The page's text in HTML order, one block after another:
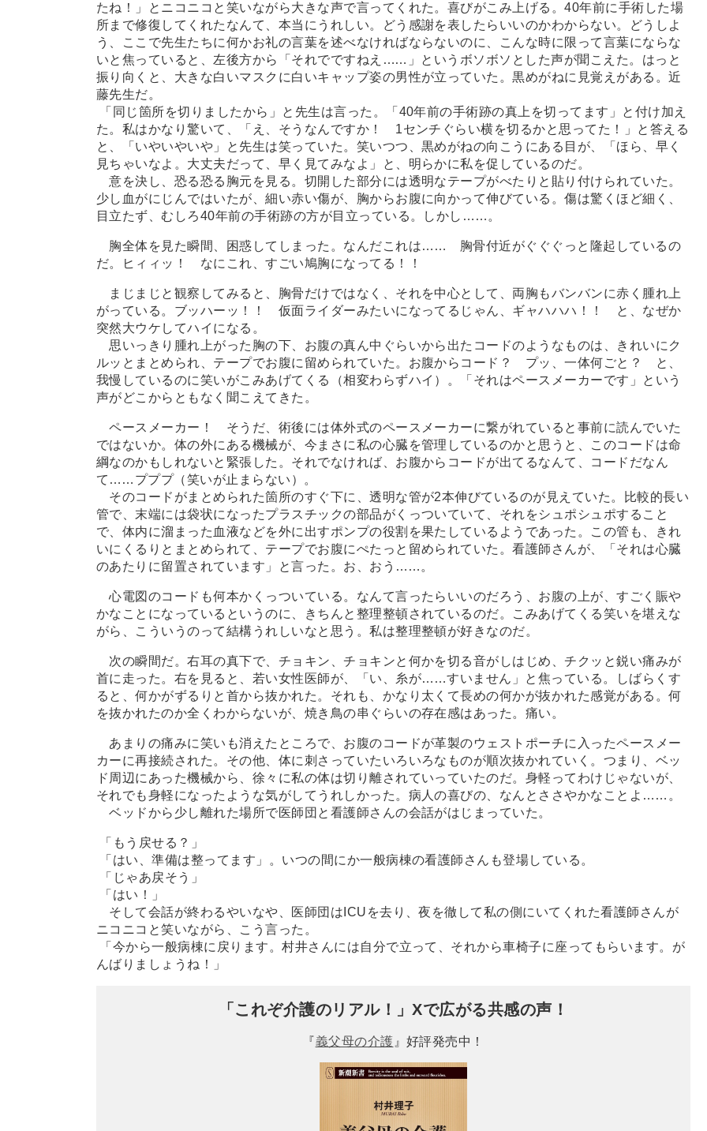
たね！」とニコニコと笑いながら大きな声で言ってくれた。喜びがこみ上げる。40年前に手術した場
所まで修復してくれたなんて、本当にうれしい。どう感謝を表したらいいのかわからない。どうしよ
う、ここで先生たちに何かお礼の言葉を述べなければならないのに、こんな時に限って言葉にならな
いと焦っていると、左後方から「それでですねえ ……」というボソボソとした声が聞こえた。はっと
振り向くと、大きな白いマスクに白いキャップ姿の男性が立っていた。黒めがねに見覚えがある。近
藤先生だ。
「同じ箇所を切りましたから」と先生は言った。「40年前の手術跡の真上を切ってます」と付け加え
た。私はかなり驚いて、「え、そうなんですか！ 1センチぐらい横を切るかと思ってた！」と答える
と、「いやいやいや」と先生は笑っていた。笑いつつ、黒めがねの向こうにある目が、「ほら、早く
見ちゃいなよ。大丈夫だって、早く見てみなよ」と、明らかに私を促しているのだ。
意を決し、恐る恐る胸元を見る。切開した部分には透明なテープがべたりと貼り付けられていた。
少し血がにじんではいたが、細い赤い傷が、胸からお腹に向かって伸びている。傷は驚くほど細く、
目立たず、むしろ40年前の手術跡の方が目立っている。しかし … …。
胸全体を見た瞬間、困惑してしまった。なんだこれは… … 胸骨付近がぐぐぐっと隆起しているの
だ。ヒィィッ！ なにこれ、すごい鳩胸になってる！！
まじまじと観察してみると、胸骨だけではなく、それを中心として、両胸もバンバンに赤く腫れ上
がっている。ブッハーッ！！ 仮面ライダーみたいになってるじゃん、ギャハハハ！！ と、なぜか
突然大ウケしてハイになる。
思いっきり腫れ上がった胸の下、お腹の真ん中ぐらいから出たコードのようなものは、きれいにク
ルッとまとめられ、テープでお腹に留められていた。お腹からコード？ プッ、一体何ごと？ と、
我慢しているのに笑いがこみあげてくる（相変わらずハイ）。「それはペースメーカーです」という
声がどこからともなく聞こえてきた。
ペースメーカー！ そうだ、術後には体外式のペースメーカーに繋がれていると事前に読んでいた
ではないか。体の外にある機械が、今まさに私の心臓を管理しているのかと思うと、このコードは命
綱なのかもしれないと緊張した。それでなければ、お腹からコードが出てるなんて、コードだなん
て … …プププ（笑いが止まらない）。
そのコードがまとめられた箇所のすぐ下に、透明な管が2本伸びているのが見えていた。比較的長い
管で、末端には袋状になったプラスチックの部品がくっついていて、それをシュポシュポすること
で、体内に溜まった血液などを外に出すポンプの役割を果たしているようであった。この管も、きれ
いにくるりとまとめられて、テープでお腹にぺたっと留められていた。看護師さんが、「それは心臓
のあたりに留置されています」と言った。お、おう … …。
心電図のコードも何本かくっついている。なんて言ったらいいのだろう、お腹の上が、すごく賑や
かなことになっているというのに、きちんと整理整頓されているのだ。こみあげてくる笑いを堪えな
がら、こういうのって結構うれしいなと思う。私は整理整頓が好きなのだ。
次の瞬間だ。右耳の真下で、チョキン、チョキンと何かを切る音がしはじめ、チクッと鋭い痛みが
首に走った。右を見ると、若い女性医師が、「い、糸が… …すいません」と焦っている。しばらくす
ると、何かがずるりと首から抜かれた。それも、かなり太くて長めの何かが抜かれた感覚がある。何
を抜かれたのか全くわからないが、焼き鳥の串ぐらいの存在感はあった。痛い。
あまりの痛みに笑いも消えたところで、お腹のコードが革製のウェストポーチに入ったペースメー
カーに再接続された。その他、体に刺さっていたいろいろなものが順次抜かれていく。つまり、ベッ
ド周辺にあった機械から、徐々に私の体は切り離されていっていたのだ。身軽ってわけじゃないが、
それでも身軽になったような気がしてうれしかった。病人の喜びの、なんとささやかなことよ … …。
ベッドから少し離れた場所で医師団と看護師さんの会話がはじまっていた。
「もう戻せる？」
「はい、準備は整ってます」。いつの間にか一般病棟の看護師さんも登場している。
「じゃあ戻そう」
「はい！」
そして会話が終わるやいなや、医師団はICUを去り、夜を徹して私の側にいてくれた看護師さんが
ニコニコと笑いながら、こう言った。
「今から一般病棟に戻ります。村井さんには自分で立って、それから車椅子に座ってもらいます。が
んばりましょうね！」
「これぞ介護のリアル！」Xで広がる共感の声！
『義父母の介護 』好評発売中！